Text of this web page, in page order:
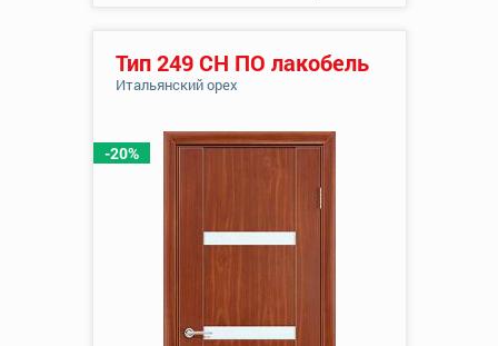
-20%
Тип 249 СН ПО лакобель
Итальянский орех